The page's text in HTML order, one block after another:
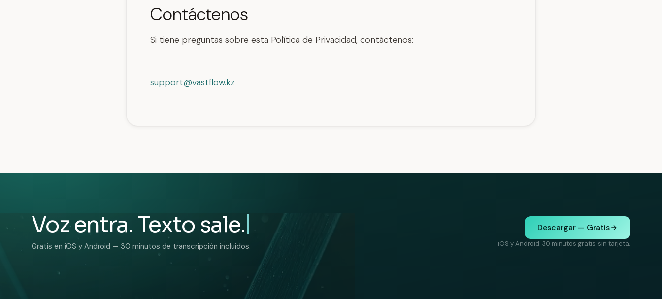
Contáctenos
Si tiene preguntas sobre esta Política de Privacidad, contáctenos:
support@vastflow.kz
Voz entra. Texto sale.
Gratis en iOS y Android — 30 minutos de transcripción incluidos.
Descargar — Gratis
iOS y Android. 30 minutos gratis, sin tarjeta.